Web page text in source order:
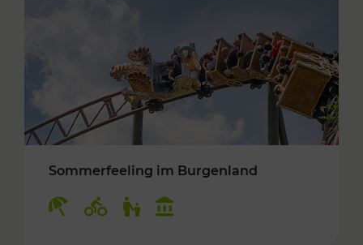
Sommerfeeling im Burgenland